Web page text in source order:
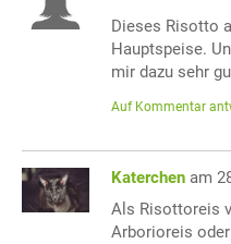
Dieses Risotto
Hauptspeise.
mir dazu sehr
Auf Kommentar
Katerchen am
Als Risottoreis
Arborioreis